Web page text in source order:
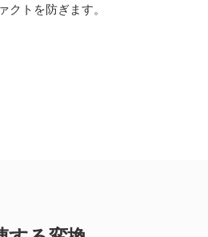
クトを防ぎます。